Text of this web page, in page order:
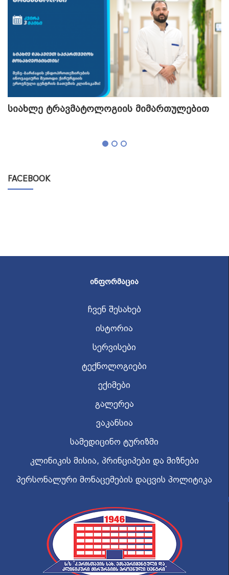
სიახლე ტრავმატოლოგიის მიმართულებით
FACEBOOK
ᲘᲜᲤᲝᲠᲛᲐᲪᲘᲐ
ჩვენ შესახებ
ისტორია
სერვისები
ტექნოლოგიები
ექიმები
გალერეა
ვაკანსია
სამედიცინო ტურიზმი
კლინიკის მისია, პრინციპები და მიზნები
პერსონალური მონაცემების დაცვის პოლიტიკა